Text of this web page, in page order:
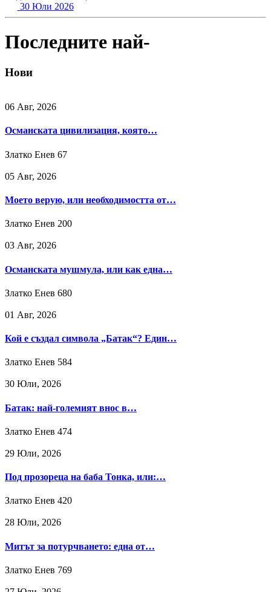
30 Юли 2026
Последните най-
Нови
06 Авг, 2026
Османската цивилизация, която…
Златко Енев 67
05 Авг, 2026
Моето верую, или необходимостта от…
Златко Енев 200
03 Авг, 2026
Османската мушмула, или как една…
Златко Енев 680
01 Авг, 2026
Кой е създал символа „Батак“? Един…
Златко Енев 584
30 Юли, 2026
Батак: най-големият внос в…
Златко Енев 474
29 Юли, 2026
Под прозореца на баба Тонка, или:…
Златко Енев 420
28 Юли, 2026
Митът за потурчването: една от…
Златко Енев 769